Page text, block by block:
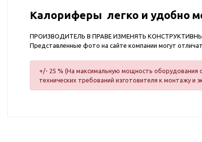
Калориферы легко и удобно
ПРОИЗВОДИТЕЛЬ В ПРАВЕ ИЗМЕНЯТЬ
Представленные фото на сайте компании могут
+/- 25 % (На максимальную мощность оборудования
технических требований изготовителя к монтажу и